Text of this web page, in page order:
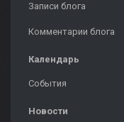
Записи блога
Комментарии блога
Календарь
События
Новости